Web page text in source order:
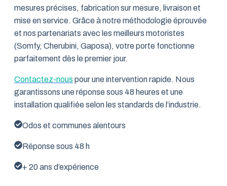
mesures précises, fabrication sur mesure, livraison et
mise en service. Grâce à notre méthodologie éprouvée
et nos partenariats avec les meilleurs motoristes
(Somfy, Cherubini, Gaposa), votre porte fonctionne
parfaitement dès le premier jour.
Contactez-nous pour une intervention rapide. Nous
garantissons une réponse sous 48 heures et une
installation qualifiée selon les standards de l’industrie.
Odos et communes alentours
Réponse sous 48 h
+ 20 ans d’expérience